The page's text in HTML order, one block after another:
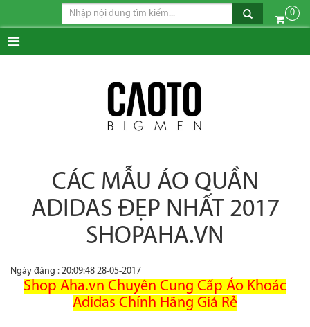
0
CÁC MẪU ÁO QUẦN
ADIDAS ĐẸP NHẤT 2017
SHOPAHA.VN
Ngày đăng : 20:09:48 28-05-2017
Shop Aha.vn Chuyên Cung Cấp Áo Khoác
Adidas Chính Hãng Giá Rẻ